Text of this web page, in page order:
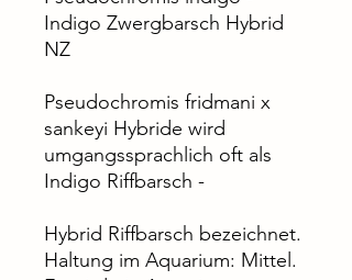
Indigo Zwergbarsch Hybrid
NZ
Pseudochromis fridmani x
sankeyi Hybride wird
umgangssprachlich oft als
Indigo Riffbarsch -
Hybrid Riffbarsch bezeichnet.
Haltung im Aquarium: Mittel.